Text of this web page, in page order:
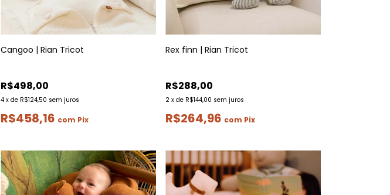
Cangoo | Rian Tricot
R$498,00
4 x de R$124,50 sem juros
R$458,16 com Pix
Rex finn | Rian Tricot
R$288,00
2 x de R$144,00 sem juros
R$264,96 com Pix